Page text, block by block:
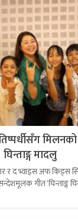
मिलनको
घिन्ताङ्ग मादलु
र द भ्वाइस अफ किड्स
गीत ‘घिन्ताङ्ग